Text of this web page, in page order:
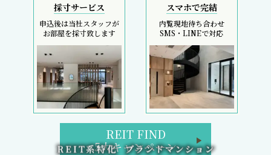
採寸サービス
申込後は当社スタッフが
お部屋を採寸致します
スマホで完結
内覧現地待ち合わせ
SMS・LINEで対応
REIT FIND
5大キャンペーン